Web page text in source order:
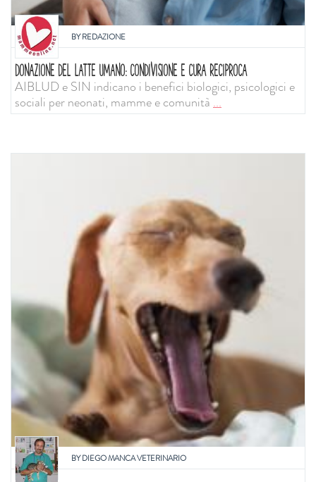
BYREDAZIONE
DONAZIONE DEL LATTE UMANO: CONDIVISIONE E CURA RECIPROCA
AIBLUD e SIN indicano i benefici biologici, psicologici e
sociali per neonati, mamme e comunità...
BYDIEGO MANCA VETERINARIO